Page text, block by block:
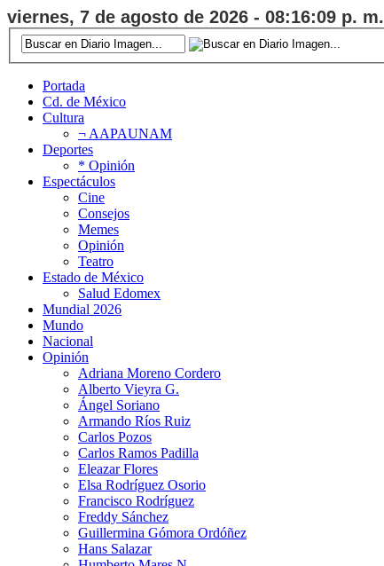
viernes, 7 de agosto de 2026 - 08:16:10 p. m.
Portada
Cd. de México
Cultura
¬ AAPAUNAM
Deportes
* Opinión
Espectáculos
Cine
Consejos
Memes
Opinión
Teatro
Estado de México
Salud Edomex
Mundial 2026
Mundo
Nacional
Opinión
Adriana Moreno Cordero
Alberto Vieyra G.
Ángel Soriano
Armando Ríos Ruiz
Carlos Pozos
Carlos Ramos Padilla
Eleazar Flores
Elsa Rodríguez Osorio
Francisco Rodríguez
Freddy Sánchez
Guillermina Gómora Ordóñez
Hans Salazar